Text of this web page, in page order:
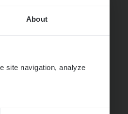
About
site navigation, analyze